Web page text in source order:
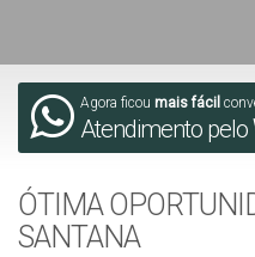
Agora ficou mais fácil
Atendimento pelo
ÓTIMA
SANTANA